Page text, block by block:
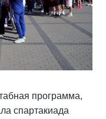
программа,
спартакиада